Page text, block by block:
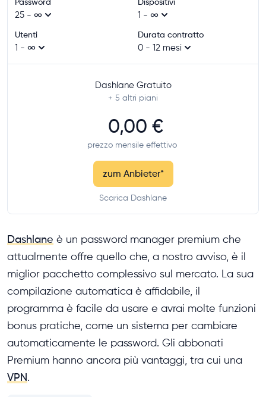
25 - ∞ 1 - ∞
Utenti
1 - ∞
Durata contratto
0 - 12 mesi
Dashlane Gratuito
+ 5 altri piani
0,00 €
prezzo mensile effettivo
zum Anbieter*
Scarica Dashlane
Dashlane è un password manager premium che
attualmente offre quello che, a nostro avviso, è il
miglior pacchetto complessivo sul mercato. La sua
compilazione automatica è affidabile, il
programma è facile da usare e avrai molte funzioni
bonus pratiche, come un sistema per cambiare
automaticamente le password. Gli abbonati
Premium hanno ancora più vantaggi, tra cui una
VPN.